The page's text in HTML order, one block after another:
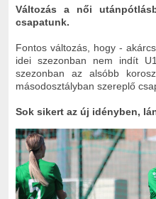
Változás a női
csapatunk.
Fontos változás, hogy -
idei szezonban nem indít
szezonban az alsóbb
másodosztályban szereplő
Sok sikert az új idényben,